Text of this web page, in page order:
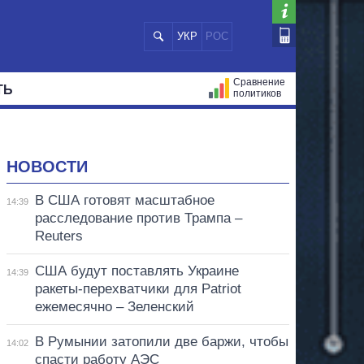
УКР РОС
Сравнение
политиков
НОВОСТИ
14:39
В США готовят масштабное
расследование против Трампа –
Reuters
14:39
США будут поставлять Украине
ракеты-перехватчики для Patriot
ежемесячно – Зеленский
14:02
В Румынии затопили две баржи, чтобы
спасти работу АЭС